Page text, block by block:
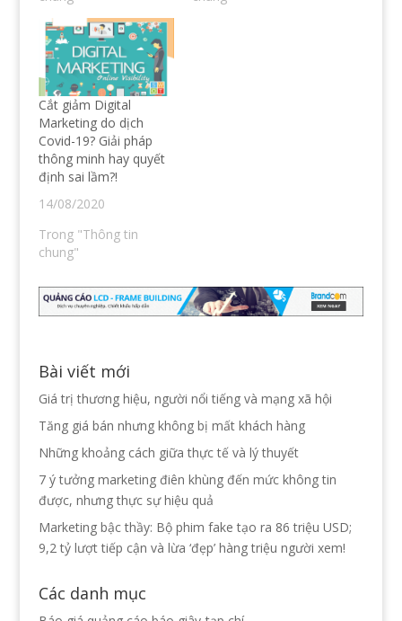
i
n
n
e
w
w
i
n
d
o
w
)
e
w
w
i
n
d
o
w
)
i
n
d
o
w
)
Cắt giảm Digital
Marketing do dịch
Covid-19? Giải pháp
thông minh hay quyết
định sai lầm?!
14/08/2020
Trong "Thông tin
chung"
Bài viết mới
Giá trị thương hiệu, người nổi tiếng và mạng xã hội
Tăng giá bán nhưng không bị mất khách hàng
Những khoảng cách giữa thực tế và lý thuyết
7 ý tưởng marketing điên khùng đến mức không tin
được, nhưng thực sự hiệu quả
Marketing bậc thầy: Bộ phim fake tạo ra 86 triệu USD;
9,2 tỷ lượt tiếp cận và lừa ‘đẹp’ hàng triệu người xem!
Các danh mục